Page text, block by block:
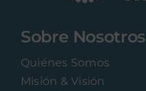
Sobre Nosotros
Quiénes Somos
Misión & Visión